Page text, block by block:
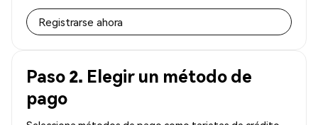
Registrarse ahora
Paso 2. Elegir un método de
pago